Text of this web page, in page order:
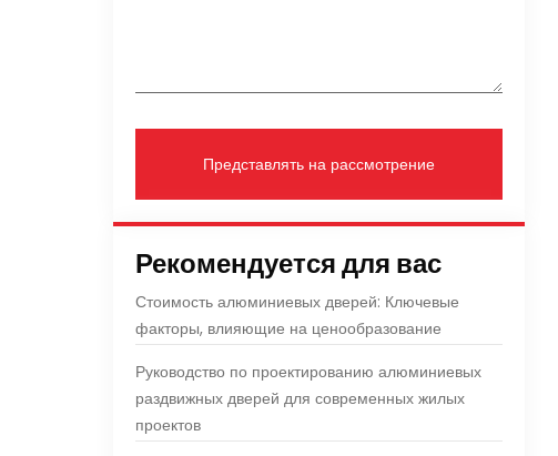
Представлять на рассмотрение
Рекомендуется для вас
Стоимость алюминиевых дверей: Ключевые
факторы, влияющие на ценообразование
Руководство по проектированию алюминиевых
раздвижных дверей для современных жилых
проектов